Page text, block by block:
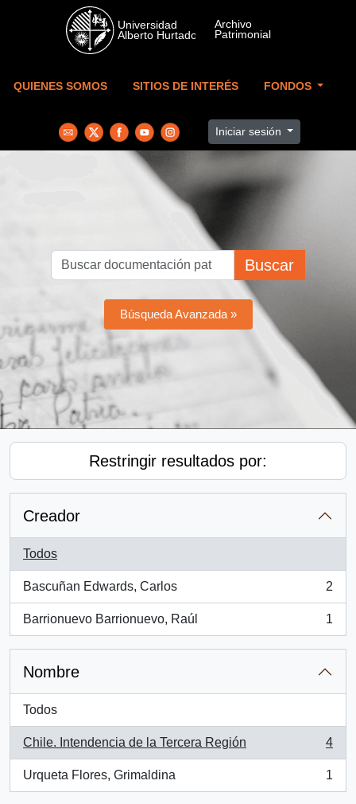
Skip to main content
QUIENES SOMOS SITIOS DE INTERÉS FONDOS
Iniciar sesión
Buscar
Búsqueda Avanzada »
Restringir resultados por:
Creador
Todos
Bascuñan Edwards, Carlos
, 2 resultados
2
Barrionuevo Barrionuevo, Raúl
, 1 resultados
1
Nombre
Todos
Chile. Intendencia de la Tercera Región
, 4 resultados
4
Urqueta Flores, Grimaldina
, 1 resultados
1